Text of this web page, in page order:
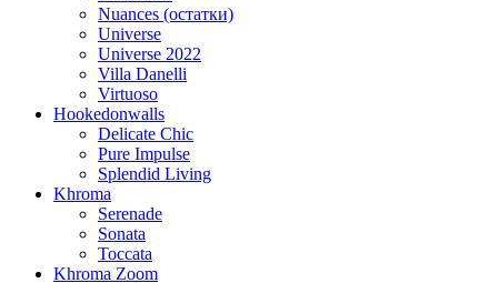
Nuances (остатки)
Universe
Universe 2022
Villa Danelli
Virtuoso
Hookedonwalls
Delicate Chic
Pure Impulse
Splendid Living
Khroma
Serenade
Sonata
Toccata
Khroma Zoom